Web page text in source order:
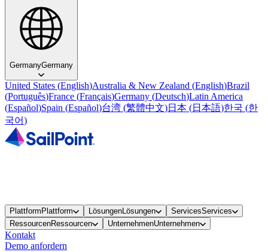
GermanyGermany
United States (English)Australia & New Zealand (English)Brazil
(Português)France (Français)Germany (Deutsch)Latin America
(Español)Spain (Español)台湾 (繁體中文)日本 (日本語)한국 (한
국어)
Plattform Plattform LösungenLösungen ServicesServices
RessourcenRessourcen UnternehmenUnternehmen
Kontakt
Demo anfordern